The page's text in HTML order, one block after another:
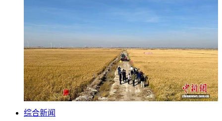
综合新闻